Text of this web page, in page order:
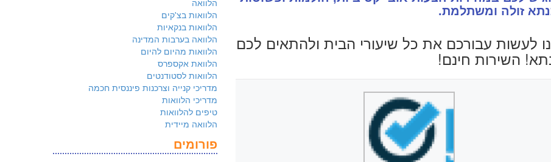
זולה ומשתלמת.
לעשות עבורכם את כל שיעורי הבית ולהתאים לכם
השירות חינם!
הלוואה
הלוואות בצ'קים
הלוואות בנקאיות
הלוואה בערבות המדינה
הלוואות מהיום להיום
הלוואת אקספרס
הלוואות לסטודנטים
מדריכי קנייה וצרכנות פיננסית חכמה
מדריכי הלוואות
טיפים להלוואות
הלוואה מיידית
פורומים